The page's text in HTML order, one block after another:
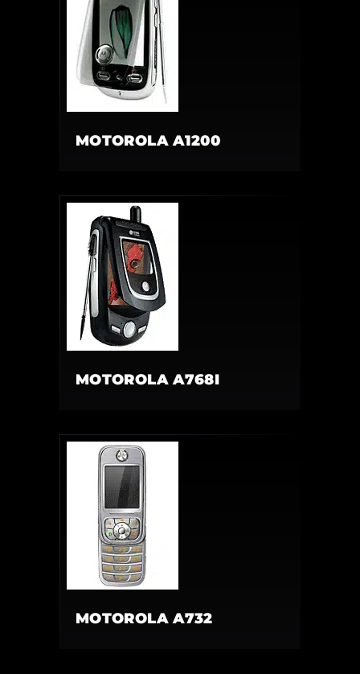
MOTOROLA A1200
MOTOROLA A768I
MOTOROLA A732